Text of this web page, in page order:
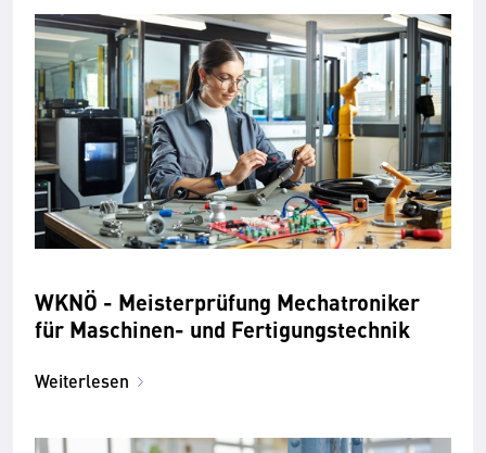
WKNÖ - Meisterprüfung Mechatroniker
für Maschinen- und Fertigungstechnik
Weiterlesen